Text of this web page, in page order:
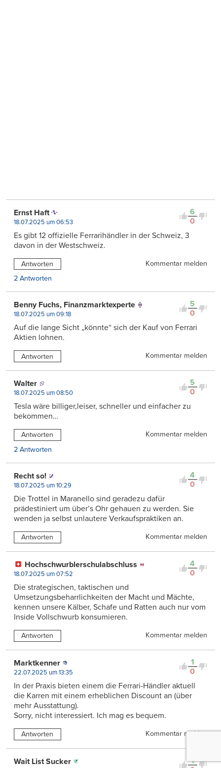
6
0
Ernst Haft
18.07.2025 um 06:53
Es gibt 12 offizielle Ferrarihändler in der Schweiz, 3
davon in der Westschweiz.
Antworten
Kommentar melden
2 Antworten
5
0
Benny Fuchs, Finanzmarktexperte
18.07.2025 um 09:18
Auf die lange Sicht „könnte“ sich der Kauf von Ferrari
Aktien lohnen.
Antworten Kommentar melden
5
0
Walter
18.07.2025 um 08:50
Tesla wäre billiger,leiser, schneller und einfacher zu
bekommen…
Antworten
Kommentar melden
2 Antworten
4
0
Recht so!
18.07.2025 um 10:29
Die Trottel in Maranello sind geradezu dafür
prädestiniert um über’s Ohr gehauen zu werden. Sie
wenden ja selbst unlautere Verkaufspraktiken an.
Antworten Kommentar melden
4
0
Hochschwurblerschulabschluss
18.07.2025 um 07:52
Die strategischen, taktischen und
Umsetzungsbeharrlichkeiten der Macht und Mächte,
kennen unsere Kälber, Schafe und Ratten auch nur vom
Inside Vollschwurb konsumieren.
Antworten Kommentar melden
1
0
Marktkenner
22.07.2025 um 13:35
In der Praxis bieten einem die Ferrari-Händler aktuell
die Karren mit einem erheblichen Discount an (über
mehr Ausstattung).
Sorry, nicht interessiert. Ich mag es bequem.
Antworten Kommentar melden
1
Wait List Sucker